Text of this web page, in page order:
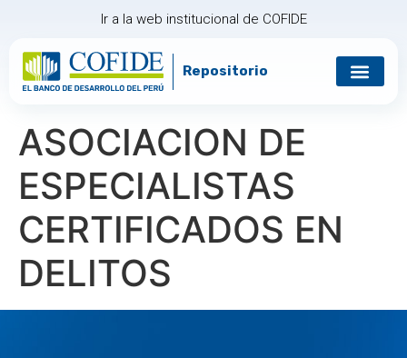
Ir a la web institucional de COFIDE
Repositorio
ASOCIACION DE
ESPECIALISTAS
CERTIFICADOS EN
DELITOS